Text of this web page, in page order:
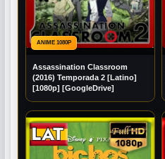
ANIME 1080P
Assassination Classroom
(2016) Temporada 2 [Latino]
[1080p] [GoogleDrive]